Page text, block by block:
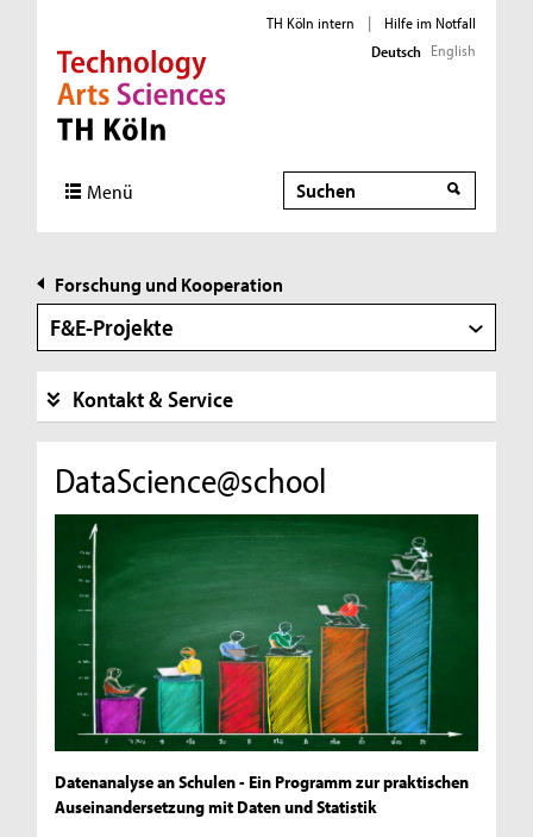
Direkt zur Hauptnavigation
Direkt zur Subnavigation
Direkt zum Inhalt
Direkt zum Fußbereich
TH Köln intern |
Hilfe im Notfall
Deutsch English
Menü Suche
Suche
Forschung und Kooperation
F&E-Projekte
Kontakt & Service
DataScience@school
Datenanalyse an Schulen - Ein Programm zur praktischen
Auseinandersetzung mit Daten und Statistik